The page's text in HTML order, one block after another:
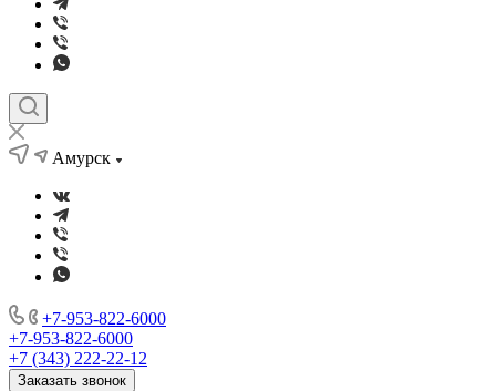
Амурск
+7-953-822-6000
+7-953-822-6000
+7 (343) 222-22-12
Заказать звонок